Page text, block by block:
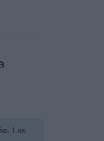
Las